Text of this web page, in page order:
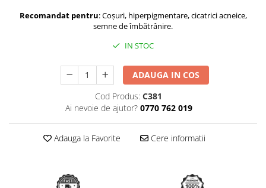
Recomandat pentru: Coșuri, hiperpigmentare, cicatrici acneice,
semne de îmbătrânire.
IN STOC
ADAUGA IN COS
Cod Produs: C381
Ai nevoie de ajutor? 0770 762 019
Adauga la Favorite Cere informatii